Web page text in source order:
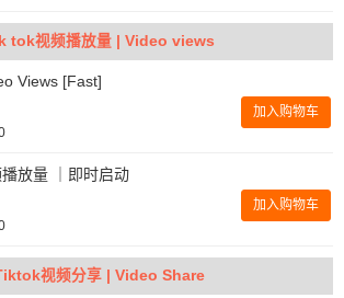
tok视频播放量 | Video views
Views [Fast]
加入购物车
放量 ｜即时启动
加入购物车
视频分享 | Video Share